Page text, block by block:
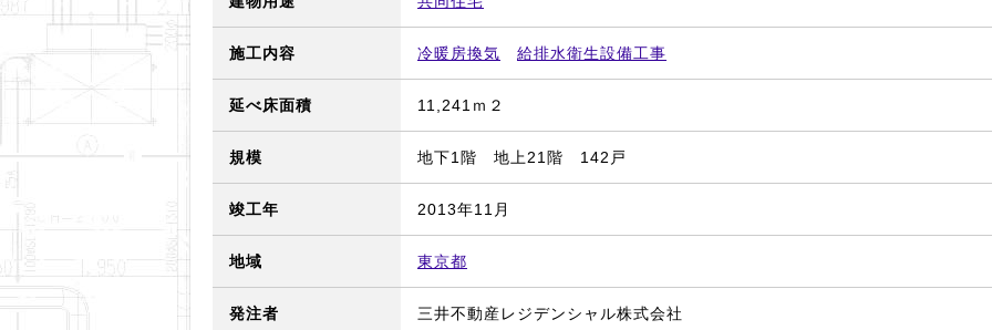
施工内容 冷暖房換気 給排水衛生設備工事
延べ床面積 11,241ｍ２
規模 地下1階 地上21階 142戸
竣工年 2013年11月
地域 東京都
発注者 三井不動産レジデンシャル株式会社